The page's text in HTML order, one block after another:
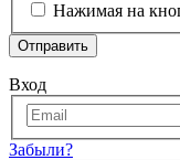
Нажимая на
Отправить
Вход
Забыли?